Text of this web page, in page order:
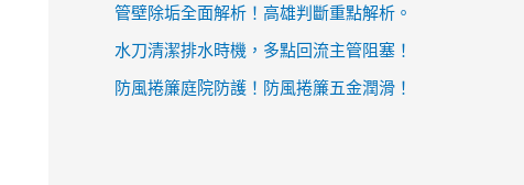
管壁除垢全面解析！高雄判斷重點解析。
水刀清潔排水時機，多點回流主管阻塞！
防風捲簾庭院防護！防風捲簾五金潤滑！